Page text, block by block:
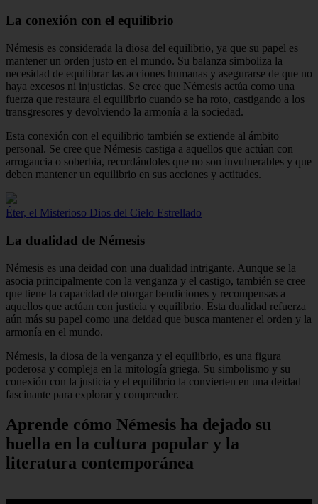
La conexión con el equilibrio
Némesis es considerada la diosa del equilibrio, ya que su papel es
mantener un orden justo en el mundo. Su balanza simboliza la
necesidad de equilibrar las acciones humanas y asegurarse de que no
haya excesos ni injusticias. Se cree que Némesis actúa como una
fuerza que restaura el equilibrio cuando se ha roto, castigando a los
transgresores y devolviendo la armonía a la sociedad.
Esta conexión con el equilibrio también se extiende al ámbito
personal. Se cree que Némesis castiga a aquellos que actúan con
arrogancia o soberbia, recordándoles que no son invulnerables y que
deben mantener un equilibrio en sus acciones y actitudes.
Éter, el Misterioso Dios del Cielo Estrellado
La dualidad de Némesis
Némesis es una deidad con una dualidad intrigante. Aunque se la
asocia principalmente con la venganza y el castigo, también se cree
que tiene la capacidad de otorgar bendiciones y recompensas a
aquellos que actúan con justicia y equilibrio. Esta dualidad refuerza
aún más su papel como una deidad que busca mantener el orden y la
armonía en el mundo.
Némesis, la diosa de la venganza y el equilibrio, es una figura
poderosa y compleja en la mitología griega. Su simbolismo y su
conexión con la justicia y el equilibrio la convierten en una deidad
fascinante para explorar y comprender.
Aprende cómo Némesis ha dejado su
huella en la cultura popular y la
literatura contemporánea